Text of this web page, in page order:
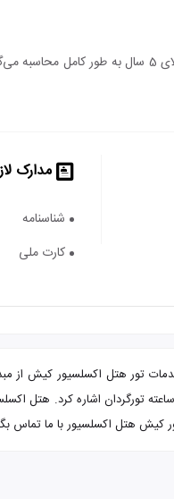
اقامت کودک زیر 5 سال (درصورت عدم استفاده از سرویس)
مدارک
شناسنامه
کارت ملی
هتل اکسلسیور کیش از
کیش هتل اکسلسیور با ما تماس